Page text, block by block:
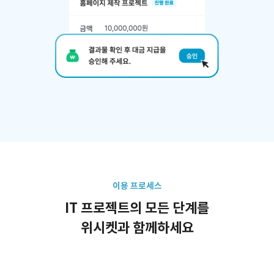
이용 프로세스
IT 프로젝트의 모든 단계를
위시켓과 함께하세요